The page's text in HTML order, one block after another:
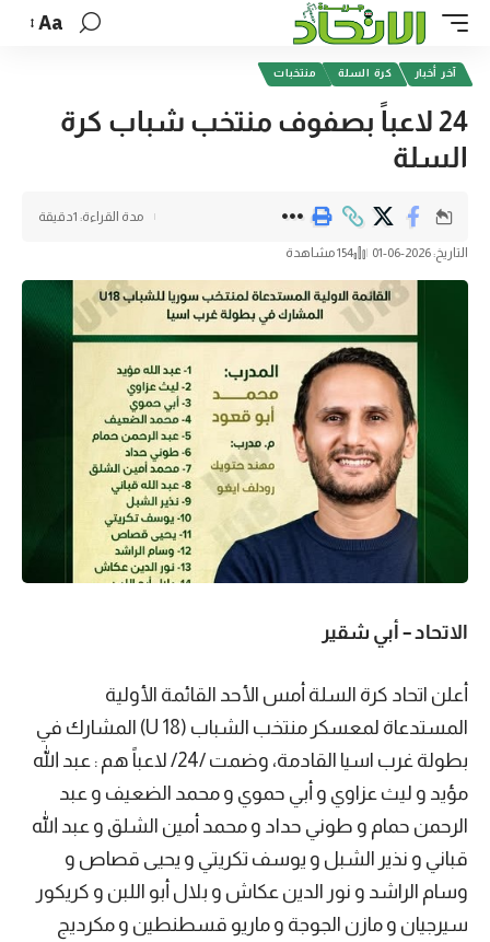
Aa
آخر أخبار كرة السلة منتخبات
24 لاعباً بصفوف منتخب شباب كرة
السلة
التاريخ: 2026-06-01 154 مشاهدة
مدة القراءة: 1دقيقة
الاتحاد – أبي شقير
أعلن اتحاد كرة السلة أمس الأحد القائمة الأولية
المستدعاة لمعسكر منتخب الشباب (U 18) المشارك في
بطولة غرب اسيا القادمة، وضمت /24/ لاعباً هم : عبد الله
مؤيد و ليث عزاوي و أبي حموي و محمد الضعيف و عبد
الرحمن حمام و طوني حداد و محمد أمين الشلق و عبد الله
قباني و نذير الشبل و يوسف تكريتي و يحيى قصاص و
وسام الراشد و نور الدين عكاش و بلال أبو اللبن و كريكور
سيرجيان و مازن الجوجة و ماريو قسطنطين و مكرديج